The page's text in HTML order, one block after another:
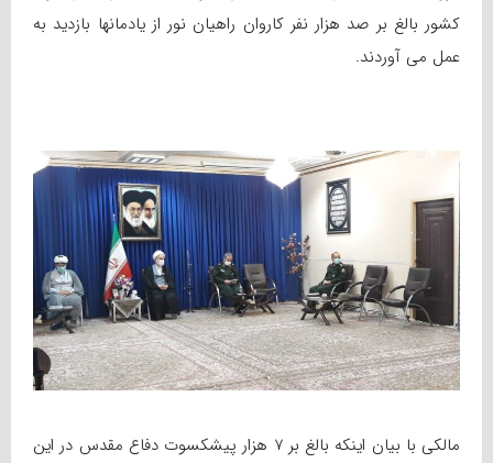
کشور بالغ بر صد هزار نفر کاروان راهیان نور از یادمانها بازدید به
عمل می آوردند.
مالکی با بیان اینکه بالغ بر 7 هزار پیشکسوت دفاع مقدس در این